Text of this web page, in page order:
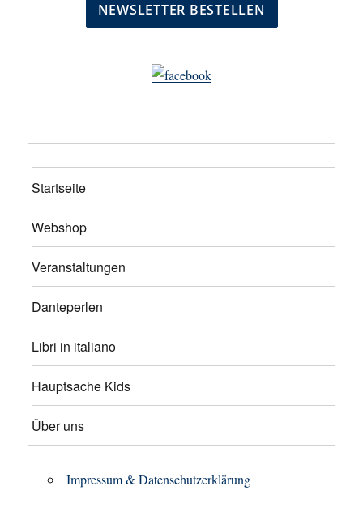
Startseite
Webshop
Veranstaltungen
Danteperlen
Libri in italiano
Hauptsache Kids
Über uns
Impressum & Datenschutzerklärung